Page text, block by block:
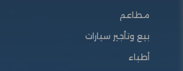
مطاعم
بيع وتأجير سيارات
أطباء